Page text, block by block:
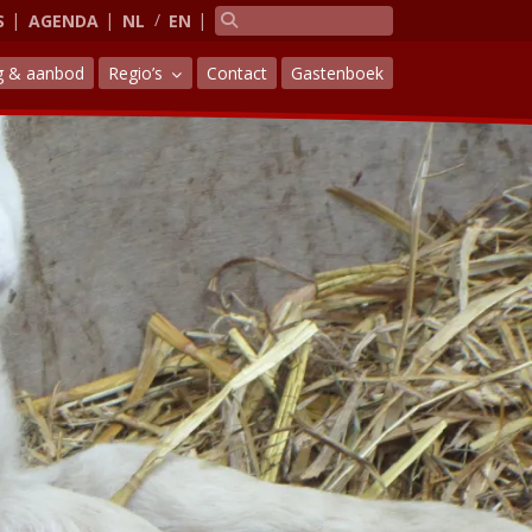
AGENDA NL EN
& aanbod Regio’s Contact Gastenboek